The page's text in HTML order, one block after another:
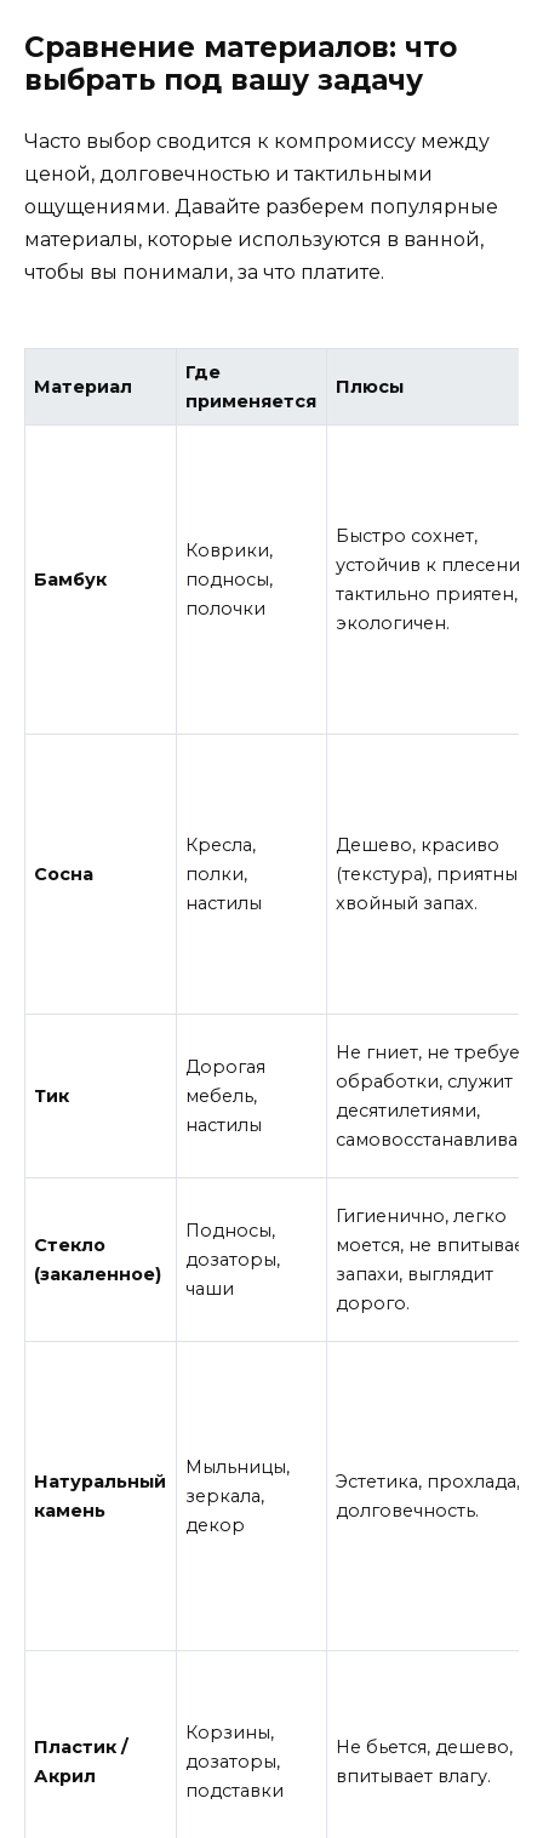
Сравнение материалов: что
выбрать под вашу задачу
Часто выбор сводится к компромиссу между
ценой, долговечностью и тактильными
ощущениями. Давайте разберем популярные
материалы, которые используются в ванной,
чтобы вы понимали, за что платите.
Материал
Где
применяется
Плюсы
Бамбук
Коврики,
подносы,
полочки
Быстро сохнет,
устойчив к плесени,
тактильно приятен,
экологичен.
Сосна
Кресла,
полки,
настилы
Дешево, красиво
(текстура), приятный
хвойный запах.
Тик
Дорогая
мебель,
настилы
Не гниет, не требует
обработки, служит
десятилетиями,
Стекло
(закаленное)
Подносы,
дозаторы,
чаши
Гигиенично, легко
моется, не впитывает
запахи, выглядит
дорого.
Натуральный
камень
Мыльницы,
зеркала,
декор
Эстетика, прохлада,
долговечность.
Пластик /
Акрил
Корзины,
дозаторы,
подставки
Не бьется, дешево, не
впитывает влагу.